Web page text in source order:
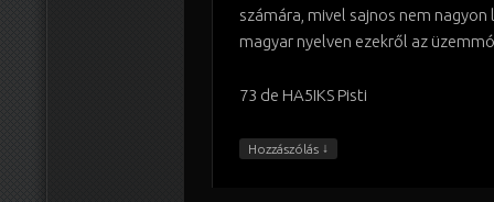
számára, mivel sajnos nem
magyar nyelven ezekről az
73 de HA5IKS Pisti
Hozzászólás ↓